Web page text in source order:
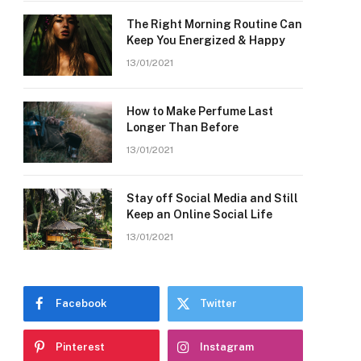
The Right Morning Routine Can
Keep You Energized & Happy
13/01/2021
How to Make Perfume Last
Longer Than Before
13/01/2021
Stay off Social Media and Still
Keep an Online Social Life
13/01/2021
Facebook Twitter
Pinterest Instagram